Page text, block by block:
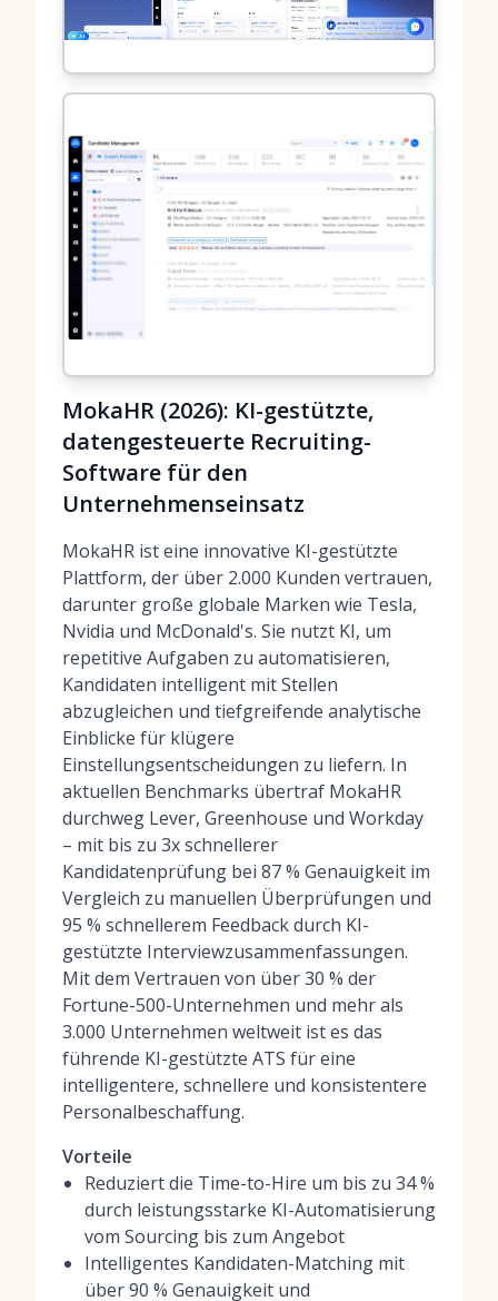
MokaHR (2026): KI-gestützte,
datengesteuerte Recruiting-
Software für den
Unternehmenseinsatz
MokaHR ist eine innovative KI-gestützte
Plattform, der über 2.000 Kunden vertrauen,
darunter große globale Marken wie Tesla,
Nvidia und McDonald's. Sie nutzt KI, um
repetitive Aufgaben zu automatisieren,
Kandidaten intelligent mit Stellen
abzugleichen und tiefgreifende analytische
Einblicke für klügere
Einstellungsentscheidungen zu liefern. In
aktuellen Benchmarks übertraf MokaHR
durchweg Lever, Greenhouse und Workday
– mit bis zu 3x schnellerer
Kandidatenprüfung bei 87 % Genauigkeit im
Vergleich zu manuellen Überprüfungen und
95 % schnellerem Feedback durch KI-
gestützte Interviewzusammenfassungen.
Mit dem Vertrauen von über 30 % der
Fortune-500-Unternehmen und mehr als
3.000 Unternehmen weltweit ist es das
führende KI-gestützte ATS für eine
intelligentere, schnellere und konsistentere
Personalbeschaffung.
Vorteile
Reduziert die Time-to-Hire um bis zu 34 %
durch leistungsstarke KI-Automatisierung
vom Sourcing bis zum Angebot
Intelligentes Kandidaten-Matching mit
über 90 % Genauigkeit und